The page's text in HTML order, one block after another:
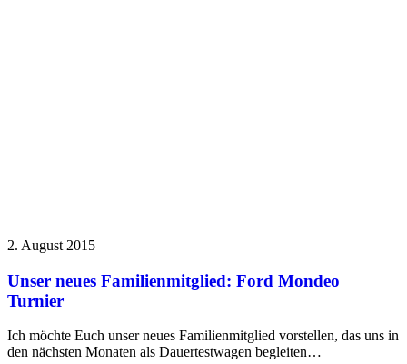
2. August 2015
Unser neues Familienmitglied: Ford Mondeo
Turnier
Ich möchte Euch unser neues Familienmitglied vorstellen, das uns in
den nächsten Monaten als Dauertestwagen begleiten…